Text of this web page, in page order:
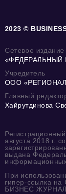
2023 ©
Сетевое издание
«ФЕДЕРАЛЬНЫЙ
Учредитель
ООО
Главный
Хайрутдинова
августа 2018 г.
выдана
информационных
При
гипер-ссылка
БИЗНЕС